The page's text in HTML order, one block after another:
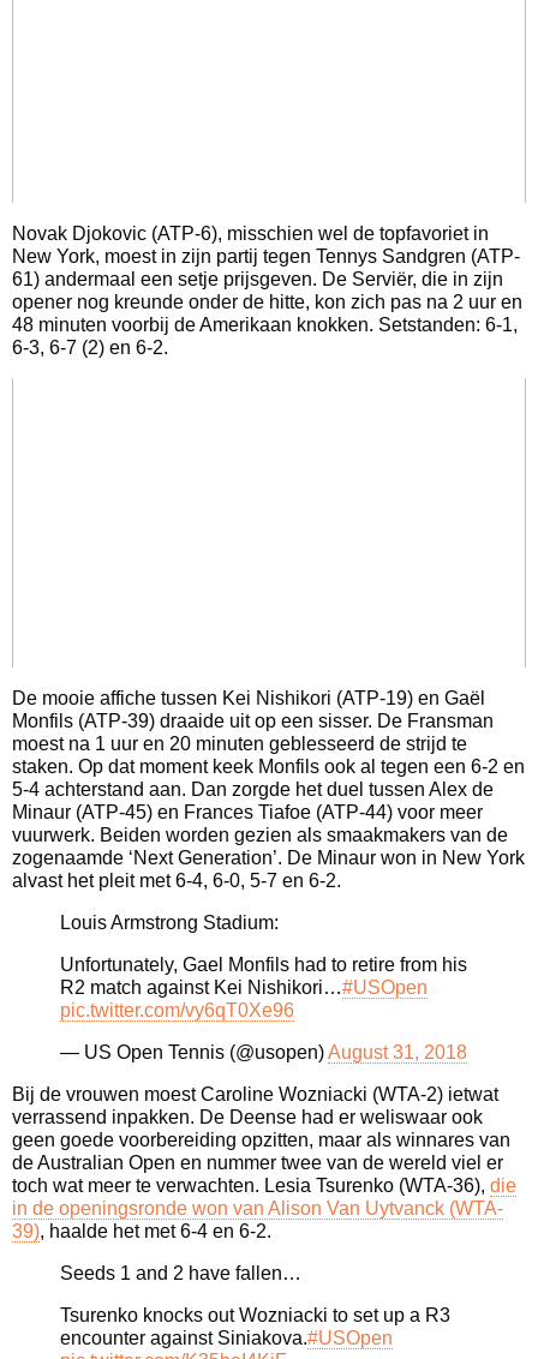
Novak Djokovic (ATP-6), misschien wel de topfavoriet in
New York, moest in zijn partij tegen Tennys Sandgren (ATP-
61) andermaal een setje prijsgeven. De Serviër, die in zijn
opener nog kreunde onder de hitte, kon zich pas na 2 uur en
48 minuten voorbij de Amerikaan knokken. Setstanden: 6-1,
6-3, 6-7 (2) en 6-2.
De mooie affiche tussen Kei Nishikori (ATP-19) en Gaël
Monfils (ATP-39) draaide uit op een sisser. De Fransman
moest na 1 uur en 20 minuten geblesseerd de strijd te
staken. Op dat moment keek Monfils ook al tegen een 6-2 en
5-4 achterstand aan. Dan zorgde het duel tussen Alex de
Minaur (ATP-45) en Frances Tiafoe (ATP-44) voor meer
vuurwerk. Beiden worden gezien als smaakmakers van de
zogenaamde ‘Next Generation’. De Minaur won in New York
alvast het pleit met 6-4, 6-0, 5-7 en 6-2.
Louis Armstrong Stadium:
Unfortunately, Gael Monfils had to retire from his
R2 match against Kei Nishikori…#USOpen
pic.twitter.com/vy6qT0Xe96
— US Open Tennis (@usopen)August 31, 2018
Bij de vrouwen moest Caroline Wozniacki (WTA-2) ietwat
verrassend inpakken. De Deense had er weliswaar ook
geen goede voorbereiding opzitten, maar als winnares van
de Australian Open en nummer twee van de wereld viel er
toch wat meer te verwachten. Lesia Tsurenko (WTA-36), die
in de openingsronde won van Alison Van Uytvanck (WTA-
39), haalde het met 6-4 en 6-2.
Seeds 1 and 2 have fallen…
Tsurenko knocks out Wozniacki to set up a R3
encounter against Siniakova.#USOpen